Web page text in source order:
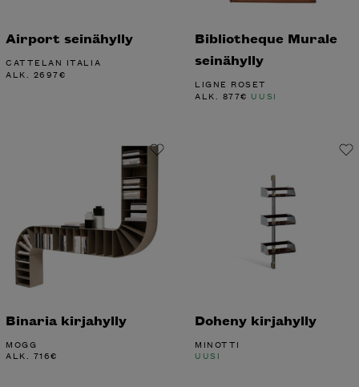
Airport seinähylly
CATTELAN ITALIA
ALK. 2697€
Bibliotheque Murale
seinähylly
LIGNE ROSET
ALK. 877€ UUSI
Binaria kirjahylly
MOGG
ALK. 716€
Doheny kirjahylly
MINOTTI
UUSI